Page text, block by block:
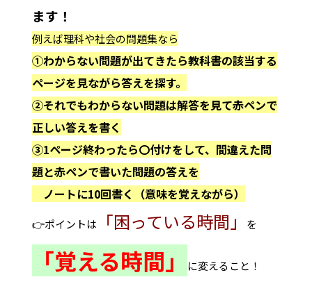
ます！
例えば理科や社会の問題集なら
①わからない問題が出てきたら教科書の該当する
ページを見ながら答えを探す。
②それでもわからない問題は解答を見て赤ペンで
正しい答えを書く
③1ページ終わったら〇付けをして、間違えた問
題と赤ペンで書いた問題の答えを
ノートに10回書く（意味を覚えながら）
👉ポイントは 「困っている時間」 を
「覚える時間」
に変えること！